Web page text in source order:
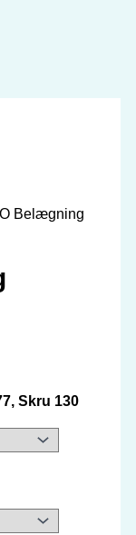
Belægning
Skru 130